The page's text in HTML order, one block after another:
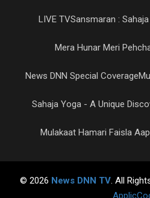
LIVE TVSansmaran :
Mera Hunar Meri
News DNN Special Coverage
Sahaja Yoga - A Unique
Mulakaat Hamari Faisla
© 2026 News DNN TV. All